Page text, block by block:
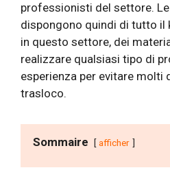
professionisti del settore.
dispongono quindi di tutto il
in questo settore, dei
realizzare qualsiasi tipo di
esperienza per evitare molti
trasloco.
Sommaire afficher